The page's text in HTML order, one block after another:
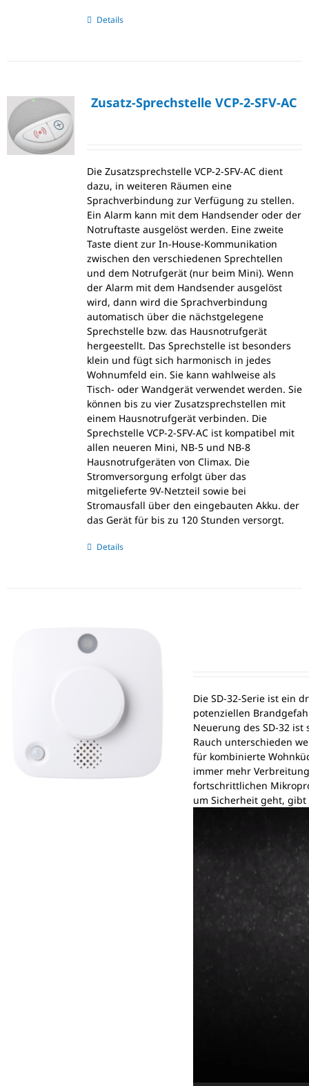
Details
Zusatz-Sprechstelle VCP-2-SFV-AC
Die Zusatzsprechstelle VCP-2-SFV-AC dient
dazu, in weiteren Räumen eine
Sprachverbindung zur Verfügung zu stellen.
Ein Alarm kann mit dem Handsender oder der
Notruftaste ausgelöst werden. Eine zweite
Taste dient zur In-House-Kommunikation
zwischen den verschiedenen Sprechtellen
und dem Notrufgerät (nur beim Mini). Wenn
der Alarm mit dem Handsender ausgelöst
wird, dann wird die Sprachverbindung
automatisch über die nächstgelegene
Sprechstelle bzw. das Hausnotrufgerät
hergeestellt. Das Sprechstelle ist besonders
klein und fügt sich harmonisch in jedes
Wohnumfeld ein. Sie kann wahlweise als
Tisch- oder Wandgerät verwendet werden. Sie
können bis zu vier Zusatzsprechstellen mit
einem Hausnotrufgerät verbinden. Die
Sprechstelle VCP-2-SFV-AC ist kompatibel mit
allen neueren Mini, NB-5 und NB-8
Hausnotrufgeräten von Climax. Die
Stromversorgung erfolgt über das
mitgelieferte 9V-Netzteil sowie bei
Stromausfall über den eingebauten Akku. der
das Gerät für bis zu 120 Stunden versorgt.
Details
Die SD-32-Serie ist ein
potenziellen
Neuerung des SD-32
Rauch unterschieden
für kombinierte
immer mehr
fortschrittlichen
um Sicherheit geht, gibt